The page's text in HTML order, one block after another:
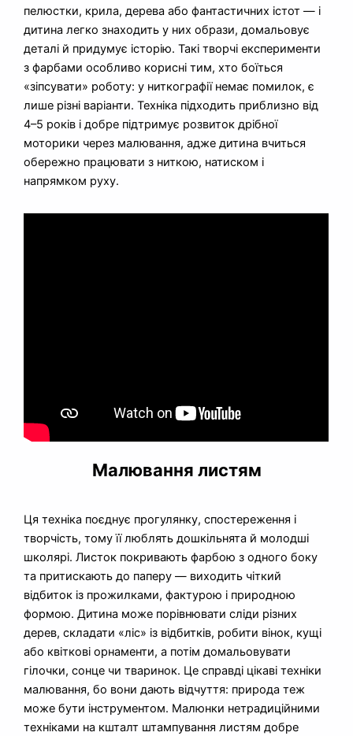
пелюстки, крила, дерева або фантастичних істот — і
дитина легко знаходить у них образи, домальовує
деталі й придумує історію. Такі творчі експерименти
з фарбами особливо корисні тим, хто боїться
«зіпсувати» роботу: у ниткографії немає помилок, є
лише різні варіанти. Техніка підходить приблизно від
4–5 років і добре підтримує розвиток дрібної
моторики через малювання, адже дитина вчиться
обережно працювати з ниткою, натиском і
напрямком руху.
Малювання листям
Ця техніка поєднує прогулянку, спостереження і
творчість, тому її люблять дошкільнята й молодші
школярі. Листок покривають фарбою з одного боку
та притискають до паперу — виходить чіткий
відбиток із прожилками, фактурою і природною
формою. Дитина може порівнювати сліди різних
дерев, складати «ліс» із відбитків, робити вінок, кущі
або квіткові орнаменти, а потім домальовувати
гілочки, сонце чи тваринок. Це справді цікаві техніки
малювання, бо вони дають відчуття: природа теж
може бути інструментом. Малюнки нетрадиційними
техніками на кшталт штампування листям добре